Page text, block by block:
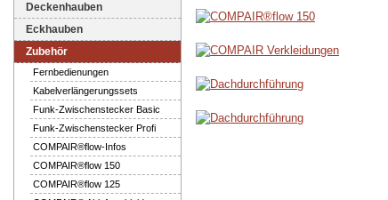
Deckenhauben
Eckhauben
Zubehör
Fernbedienungen
Kabelverlängerungssets
Funk-Zwischenstecker Basic
Funk-Zwischenstecker Profi
COMPAIR®flow-Infos
COMPAIR®flow 150
COMPAIR®flow 125